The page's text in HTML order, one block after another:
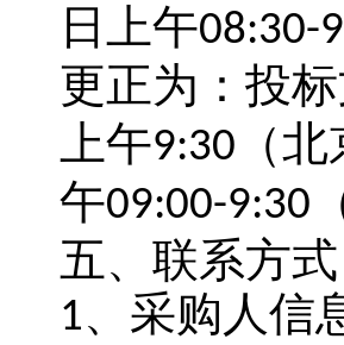
日上午08:30-
更正为： 投
上午9:30 （
午09:00-9:30
五、 联系方式
1、采购人信